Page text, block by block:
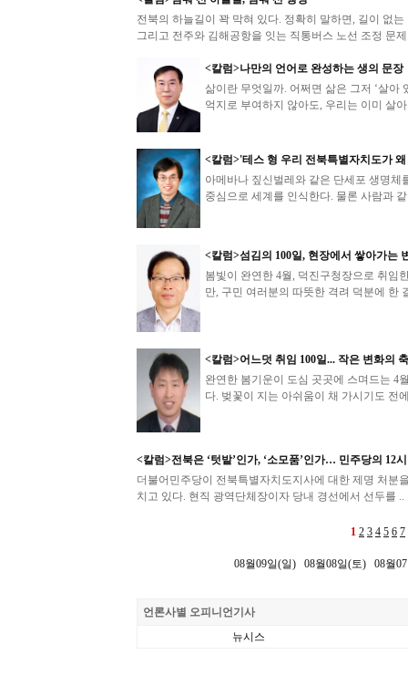
전북의 하늘길이 꽉 막혀 있다. 정확히 말하면, 길이 없
그리고 전주와 김해공항을 잇는 직통버스 노선 조정 문
<칼럼>나만의 언어로 완성하는 생의 문장
삶이란 무엇일까. 어쩌면 삶은 그저 ‘살아
억지로 부여하지 않아도, 우리는 이미 살
<칼럼>'테스 형 우리 전북특별자치도가
아메바나 짚신벌레와 같은 단세포 생명
중심으로 세계를 인식한다. 물론 사람과
<칼럼>섬김의 100일, 현장에서 쌓아가는
봄빛이 완연한 4월, 덕진구청장으로 취임
만, 구민 여러분의 따뜻한 격려 덕분에 한
<칼럼>어느덧 취임 100일... 작은 변화의
완연한 봄기운이 도심 곳곳에 스며드는 4
다. 벚꽃이 지는 아쉬움이 채 가시기도 전
<칼럼>전북은 ‘텃밭’인가, ‘소모품’인가… 민주당의 12
더불어민주당이 전북특별자치도지사에 대한 제명 처분
치고 있다. 현직 광역단체장이자 당내 경선에서 선두를 ..
1 2 3 4 5 6 7
08월09일(일) 08월08일(토) 08월
언론사별 오피니언기사
뉴시스